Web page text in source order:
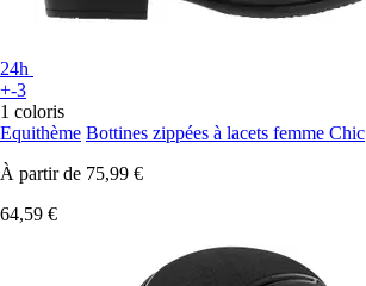
24h
+-3
1 coloris
Equithème Bottines zippées à lacets femme Chic
À partir de 75,99 €
64,59 €